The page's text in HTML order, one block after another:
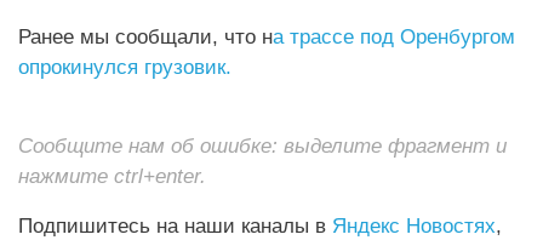
Ранее мы сообщали, что на трассе под Оренбургом
опрокинулся грузовик.
Сообщите нам об ошибке: выделите фрагмент и
нажмите ctrl+enter.
Подпишитесь на наши каналы в Яндекс Новостях,